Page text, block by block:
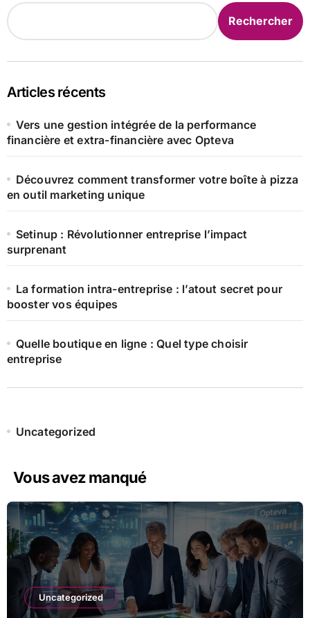
Rechercher
Articles récents
Vers une gestion intégrée de la performance
financière et extra-financière avec Opteva
Découvrez comment transformer votre boîte à pizza
en outil marketing unique
Setinup : Révolutionner entreprise l’impact
surprenant
La formation intra-entreprise : l’atout secret pour
booster vos équipes
Quelle boutique en ligne : Quel type choisir
entreprise
Uncategorized
Vous avez manqué
Uncategorized